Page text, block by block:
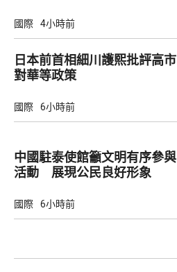
國際 4小時前
日本前首相細川護熙批評高市
對華等政策
國際 6小時前
中國駐泰使館籲文明有序參與
活動 展現公民良好形象
國際 6小時前